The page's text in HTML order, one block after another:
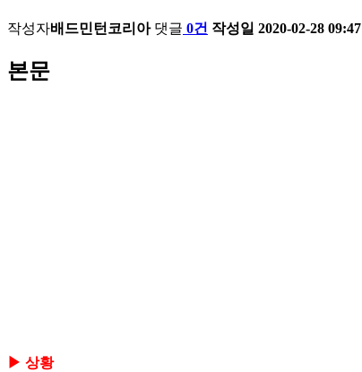
작성자배드민턴코리아 댓글 0건 작성일 2020-02-28 09:47
본문
▶ 상황